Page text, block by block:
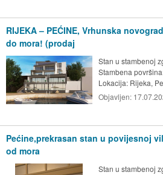
RIJEKA – PEĆINE, Vrhunska
do mora! (prodaj
Stan u stambenoj
Stambena
Lokacija: Rijeka,
Objavljen:
Pećine,prekrasan stan u povijesnoj
od mora
Stan u stambenoj